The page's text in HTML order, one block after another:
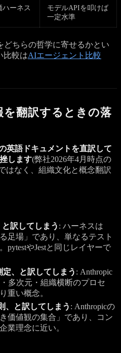
ハーネス
モデルAPIを叩けば
一定水準
ちらの哲学に寄せるかとい
比較はAIエージェント比較
を翻訳するときの落
英語ドキュメントを直訳して
します(弊社2026年4月時点の
はなく、組織文化と概念翻訳
訳してしまう : ハーネスは
足場」であり、単なるテスト
pytestやJestと同じレイヤーで
定、と訳してしまう : Anthropic
多次元・組織横断のプロセ
重い概念。
、と訳してしまう : Anthropicの
価値観の集合」であり、コン
業理念に近い。